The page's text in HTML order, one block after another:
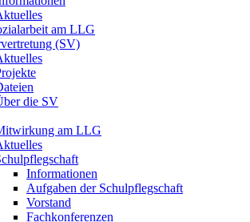
am LLG
(SV)
die SV
am LLG
Informationen
Aufgaben der Schulpflegschaft
Vorstand
Fachkonferenzen